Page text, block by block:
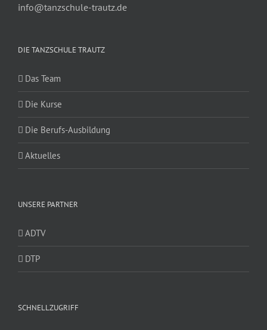
info@tanzschule-trautz.de
DIE TANZSCHULE TRAUTZ
Das Team
Die Kurse
Die Berufs-Ausbildung
Aktuelles
UNSERE PARTNER
ADTV
DTP
SCHNELLZUGRIFF